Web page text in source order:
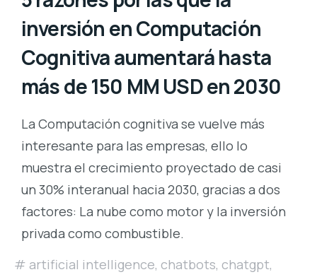
inversión en Computación
Cognitiva aumentará hasta
más de 150 MM USD en 2030
La Computación cognitiva se vuelve más
interesante para las empresas, ello lo
muestra el crecimiento proyectado de casi
un 30% interanual hacia 2030, gracias a dos
factores: La nube como motor y la inversión
privada como combustible.
artificial intelligence, chatbots, chatgpt,